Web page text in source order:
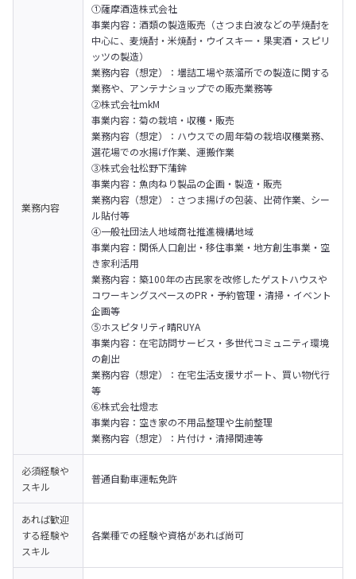
業務内容
①薩摩酒造株式会社
事業内容：酒類の製造販売（さつま白波などの芋焼酎を
中心に、麦焼酎・米焼酎・ウイスキー・果実酒・スピリ
ッツの製造）
業務内容（想定）：壜詰工場や蒸溜所での製造に関する
業務や、アンテナショップでの販売業務等
②株式会社mkM
事業内容：菊の栽培・収穫・販売
業務内容（想定）：ハウスでの周年菊の栽培収穫業務、
選花場での水揚げ作業、運搬作業
③株式会社松野下蒲鉾
事業内容：魚肉ねり製品の企画・製造・販売﻿
業務内容（想定）：さつま揚げの包装、出荷作業、シー
ル貼付等
④一般社団法人地域商社推進機構地域
事業内容：関係人口創出・移住事業・地方創生事業・空
き家利活用
業務内容：築100年の古民家を改修したゲストハウスや
コワーキングスペースのPR・予約管理・清掃・イベント
企画等
⑤ホスピタリティ晴RUYA
事業内容：在宅訪問サービス・多世代コミュニティ環境
の創出
業務内容（想定）：在宅生活支援サポート、買い物代行
等
⑥株式会社燈志
事業内容：空き家の不用品整理や生前整理
業務内容（想定）：片付け・清掃関連等
必須経験や
スキル
普通自動車運転免許
あれば歓迎
する経験や
スキル
各業種での経験や資格があれば尚可